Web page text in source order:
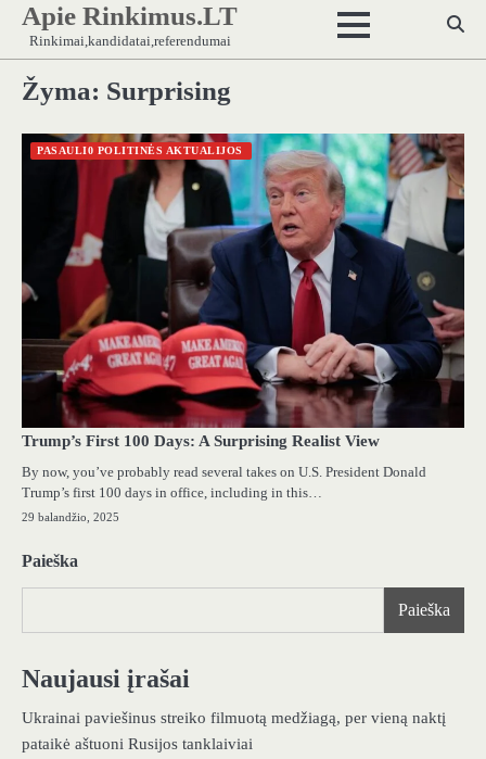
Skip
content
Apie Rinkimus.LT
Rinkimai,kandidatai,referendumai
Žyma: Surprising
PASAULI0 POLITINĖS AKTUALIJOS
Trump’s First 100 Days: A Surprising Realist View
By now, you’ve probably read several takes on U.S. President Donald
Trump’s first 100 days in office, including in this…
29 balandžio, 2025
Paieška
Paieška
Naujausi įrašai
Ukrainai paviešinus streiko filmuotą medžiagą, per vieną naktį
pataikė aštuoni Rusijos tanklaiviai